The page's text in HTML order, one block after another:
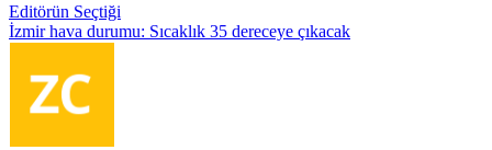
Editörün Seçtiği
İzmir hava durumu: Sıcaklık 35 dereceye çıkacak